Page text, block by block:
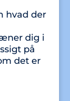
hvad der
dig i
på
det er